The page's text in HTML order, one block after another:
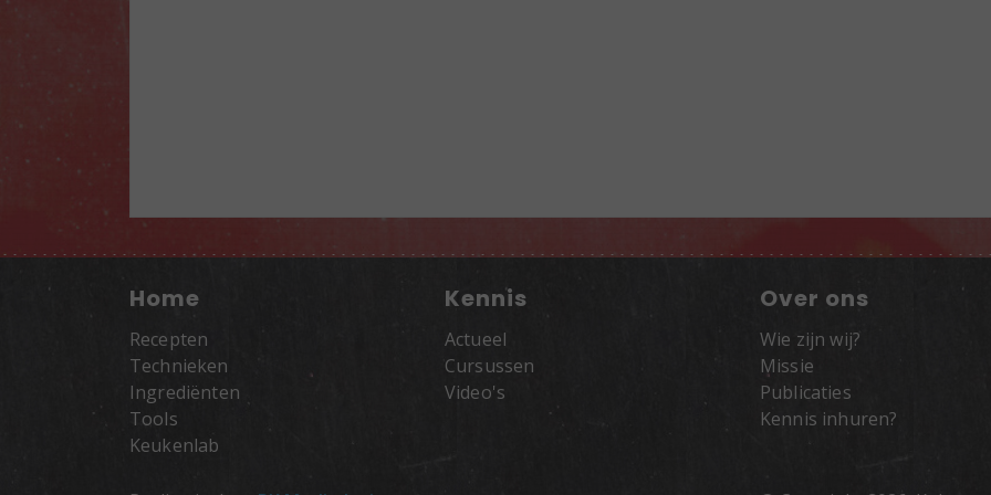
Home
Recepten
Technieken
Ingrediënten
Tools
Keukenlab
Kennis
Actueel
Cursussen
Video's
Over ons
Wie zijn wij?
Missie
Publicaties
Kennis inhuren?